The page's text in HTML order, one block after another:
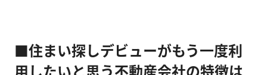
■住まい探しデビューがもう一度利